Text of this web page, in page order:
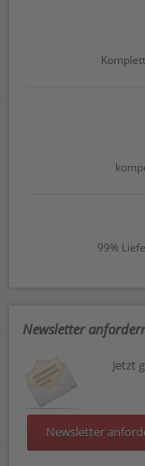
99%
Newsletter
Jetzt
Newsletter